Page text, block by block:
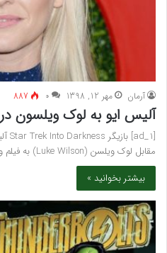
آرمان مهر 12, 1398 ۰ 887
آلیس ایو به لوک ویلسون در ۱۲ یتیم توانا پیوست
مقابل لوک ویلسن (Luke Wilson) به فیلم ورزشی…
بیشتر بخوانید »